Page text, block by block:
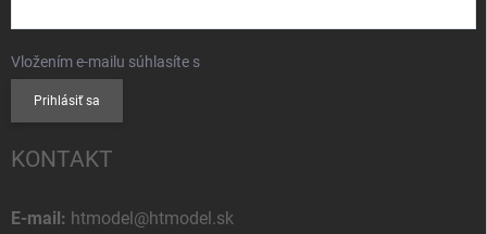
Vložením e-mailu súhlasíte s
Prihlásiť sa
KONTAKT
E-mail: htmodel@htmodel.sk